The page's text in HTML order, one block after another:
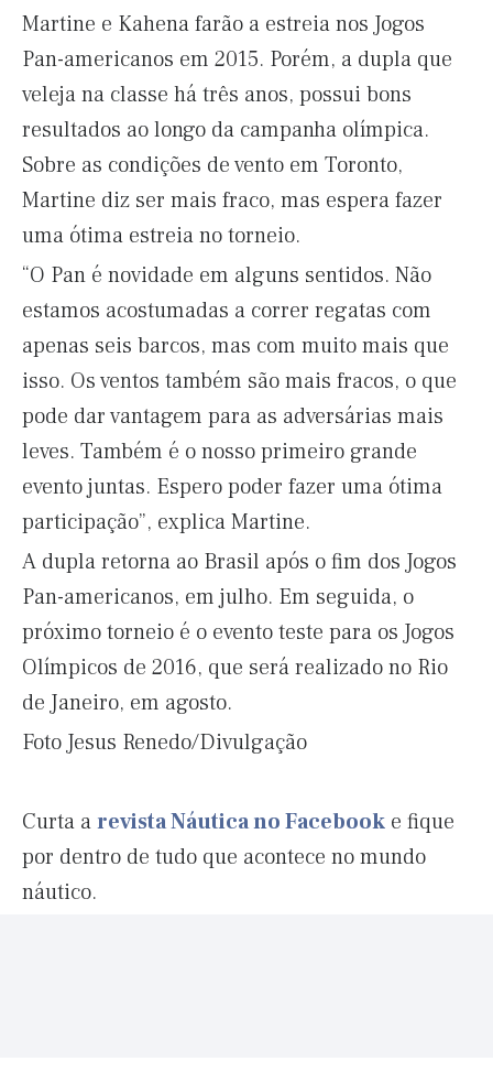
Martine e Kahena farão a estreia nos Jogos
Pan-americanos em 2015. Porém, a dupla que
veleja na classe há três anos, possui bons
resultados ao longo da campanha olímpica.
Sobre as condições de vento em Toronto,
Martine diz ser mais fraco, mas espera fazer
uma ótima estreia no torneio.
“O Pan é novidade em alguns sentidos. Não
estamos acostumadas a correr regatas com
apenas seis barcos, mas com muito mais que
isso. Os ventos também são mais fracos, o que
pode dar vantagem para as adversárias mais
leves. Também é o nosso primeiro grande
evento juntas. Espero poder fazer uma ótima
participação”, explica Martine.
A dupla retorna ao Brasil após o fim dos Jogos
Pan-americanos, em julho. Em seguida, o
próximo torneio é o evento teste para os Jogos
Olímpicos de 2016, que será realizado no Rio
de Janeiro, em agosto.
Foto Jesus Renedo/Divulgação
Curta arevista Náutica no Facebook e fique
por dentro de tudo que acontece no mundo
náutico.